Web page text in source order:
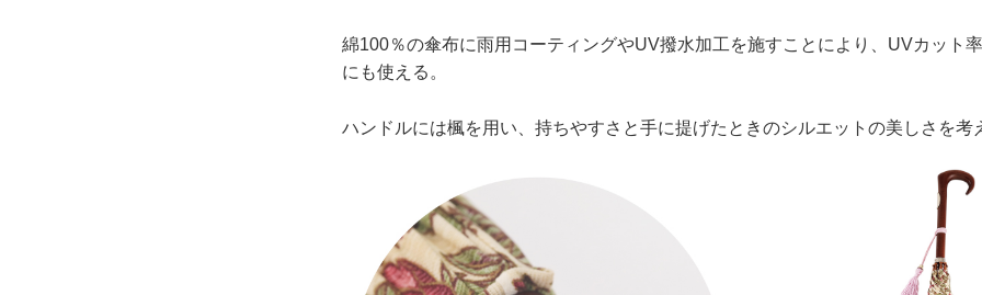
綿100％の傘布に雨用コーティングやUV撥水加工を施すことにより、UVカット
にも使える。
ハンドルには楓を用い、持ちやすさと手に提げたときのシルエットの美しさを考